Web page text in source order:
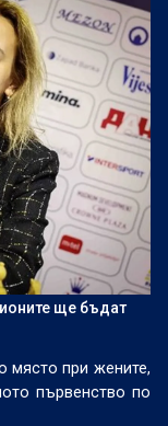
ще бъдат
място при жените,
първенство по